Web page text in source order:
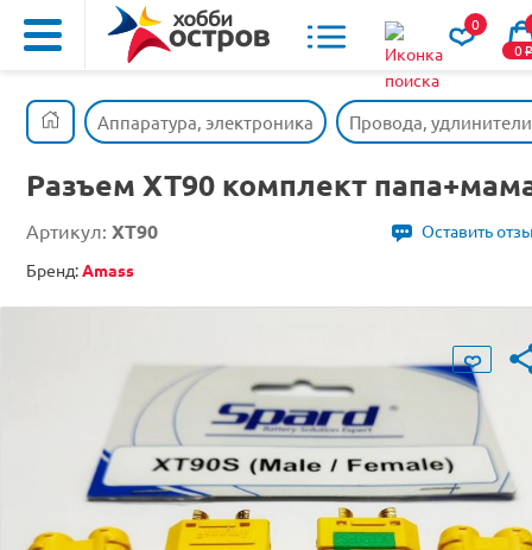
0
0o
Аппаратура, электроника Провода,
Разъем XT90 комплект
Артикул: XT90
Оставить
Бренд:Amass